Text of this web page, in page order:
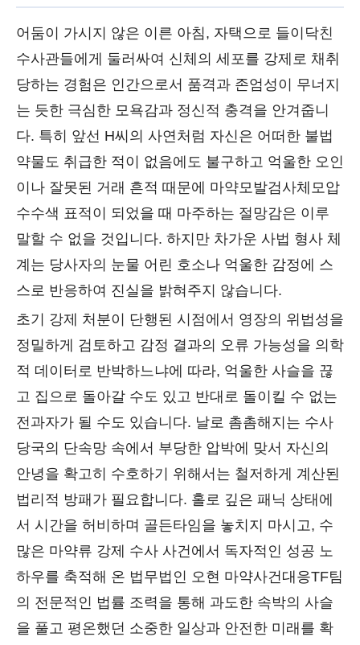
어둠이 가시지 않은 이른 아침, 자택으로 들이닥친
수사관들에게 둘러싸여 신체의 세포를 강제로 채취
당하는 경험은 인간으로서 품격과 존엄성이 무너지
는 듯한 극심한 모욕감과 정신적 충격을 안겨줍니
다. 특히 앞선 H씨의 사연처럼 자신은 어떠한 불법
약물도 취급한 적이 없음에도 불구하고 억울한 오인
이나 잘못된 거래 흔적 때문에 마약모발검사체모압
수수색 표적이 되었을 때 마주하는 절망감은 이루
말할 수 없을 것입니다. 하지만 차가운 사법 형사 체
계는 당사자의 눈물 어린 호소나 억울한 감정에 스
스로 반응하여 진실을 밝혀주지 않습니다.
초기 강제 처분이 단행된 시점에서 영장의 위법성을
정밀하게 검토하고 감정 결과의 오류 가능성을 의학
적 데이터로 반박하느냐에 따라, 억울한 사슬을 끊
고 집으로 돌아갈 수도 있고 반대로 돌이킬 수 없는
전과자가 될 수도 있습니다. 날로 촘촘해지는 수사
당국의 단속망 속에서 부당한 압박에 맞서 자신의
안녕을 확고히 수호하기 위해서는 철저하게 계산된
법리적 방패가 필요합니다. 홀로 깊은 패닉 상태에
서 시간을 허비하며 골든타임을 놓치지 마시고, 수
많은 마약류 강제 수사 사건에서 독자적인 성공 노
하우를 축적해 온 법무법인 오현 마약사건대응TF팀
의 전문적인 법률 조력을 통해 과도한 속박의 사슬
을 풀고 평온했던 소중한 일상과 안전한 미래를 확